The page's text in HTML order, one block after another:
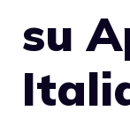
su